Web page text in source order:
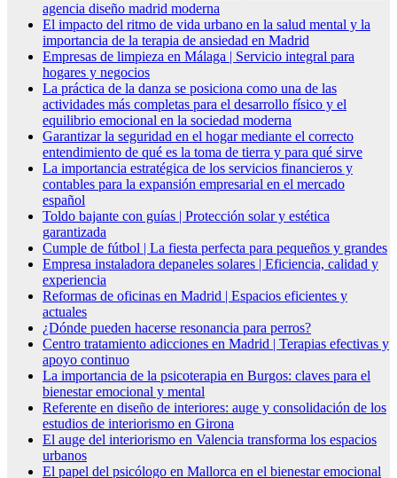
agencia diseño madrid moderna
El impacto del ritmo de vida urbano en la salud mental y la
importancia de la terapia de ansiedad en Madrid
Empresas de limpieza en Málaga | Servicio integral para
hogares y negocios
La práctica de la danza se posiciona como una de las
actividades más completas para el desarrollo físico y el
equilibrio emocional en la sociedad moderna
Garantizar la seguridad en el hogar mediante el correcto
entendimiento de qué es la toma de tierra y para qué sirve
La importancia estratégica de los servicios financieros y
contables para la expansión empresarial en el mercado
español
Toldo bajante con guías | Protección solar y estética
garantizada
Cumple de fútbol | La fiesta perfecta para pequeños y grandes
Empresa instaladora depaneles solares | Eficiencia, calidad y
experiencia
Reformas de oficinas en Madrid | Espacios eficientes y
actuales
¿Dónde pueden hacerse resonancia para perros?
Centro tratamiento adicciones en Madrid | Terapias efectivas y
apoyo continuo
La importancia de la psicoterapia en Burgos: claves para el
bienestar emocional y mental
Referente en diseño de interiores: auge y consolidación de los
estudios de interiorismo en Girona
El auge del interiorismo en Valencia transforma los espacios
urbanos
El papel del psicólogo en Mallorca en el bienestar emocional